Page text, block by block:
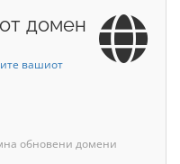
домен
вашиот
обновени домени